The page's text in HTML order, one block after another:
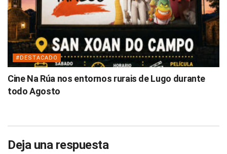
#DESTACADO
Cine Na Rúa nos entornos rurais de Lugo durante
todo Agosto
Deja una respuesta